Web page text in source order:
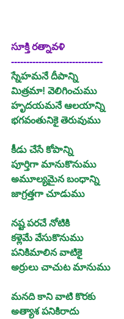
సూక్తి రత్నావళి
------------------------------
స్నేహమనే దీపాన్ని
మిత్రమా! వెలిగించుము
హృదయమనే ఆలయాన్ని
భగవంతునికై తెరువుము
కీడు చేసే కోపాన్ని
పూర్తిగా మానుకొనుము
అమూల్యమైన బంధాన్ని
జాగ్రత్తగా చూడుము
నష్ట పరచే నోటికి
కళ్లెమే వేసుకొనుము
పనికిమాలిన వాటికై
అర్రులు చాచుట మానుము
మనది కాని వాటి కొరకు
అత్యాశ పనికిరాదు